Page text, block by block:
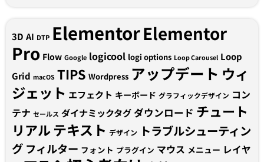
3D AI DTP ElementorElementor
Pro Flow Google logicool logi options Loop Carousel Loop
Grid macOS TIPS Wordpress アップデート ウィ
ジェット エフェクト キーボード グラフィックデザイン コン
テナ セールス ダイナミックタグダウンロード チュート
リアルテキスト デザイン トラブルシューティン
グ フィルター フォント プラグイン マウス メニュー レイヤ